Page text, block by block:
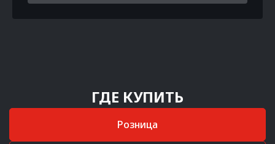
ГДЕ КУПИТЬ
Розница